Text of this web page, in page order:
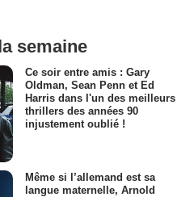
semaine
Ce soir entre amis : Gary
Oldman, Sean Penn et Ed
Harris dans l'un des meilleurs
thrillers des années 90
injustement oublié !
Même si l’allemand est sa
langue maternelle, Arnold